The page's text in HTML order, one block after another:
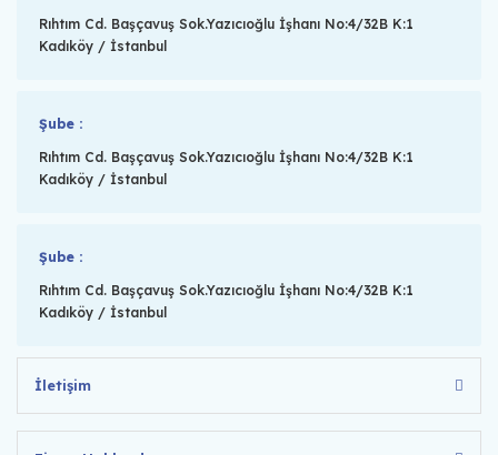
Rıhtım Cd. Başçavuş Sok.Yazıcıoğlu İşhanı No:4/32B K:1
Kadıköy / İstanbul
Şube :
Rıhtım Cd. Başçavuş Sok.Yazıcıoğlu İşhanı No:4/32B K:1
Kadıköy / İstanbul
Şube :
Rıhtım Cd. Başçavuş Sok.Yazıcıoğlu İşhanı No:4/32B K:1
Kadıköy / İstanbul
İletişim